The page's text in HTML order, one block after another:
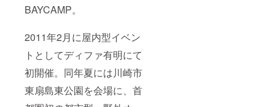
BAYCAMP。
2011年2月に屋内型イベン
トとしてディファ有明にて
初開催。同年夏には川崎市
東扇島東公園を会場に、首